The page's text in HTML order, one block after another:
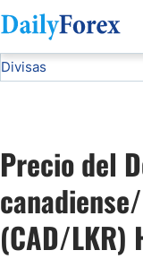
Divulgación del Anunciante
Divisas
USD/JPY
GBP/USD
Precio del
(CAD/LKR)